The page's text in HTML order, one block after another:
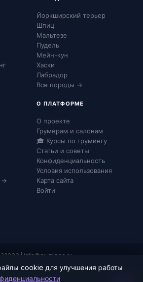
cookie для улучшения работы
Йоркширский терьер
Шпиц
Мальтезе
Пудель
Мейн-кун
Хаски
Лабрадор
Все породы →
→
О ПЛАТФОРМЕ
О проекте
Грумерам и салонам
🎓 Курсы по грумингу
Статьи и советы
Конфиденциальность
Условия использования
Карта сайта
Войти
|info@grumingo.ru